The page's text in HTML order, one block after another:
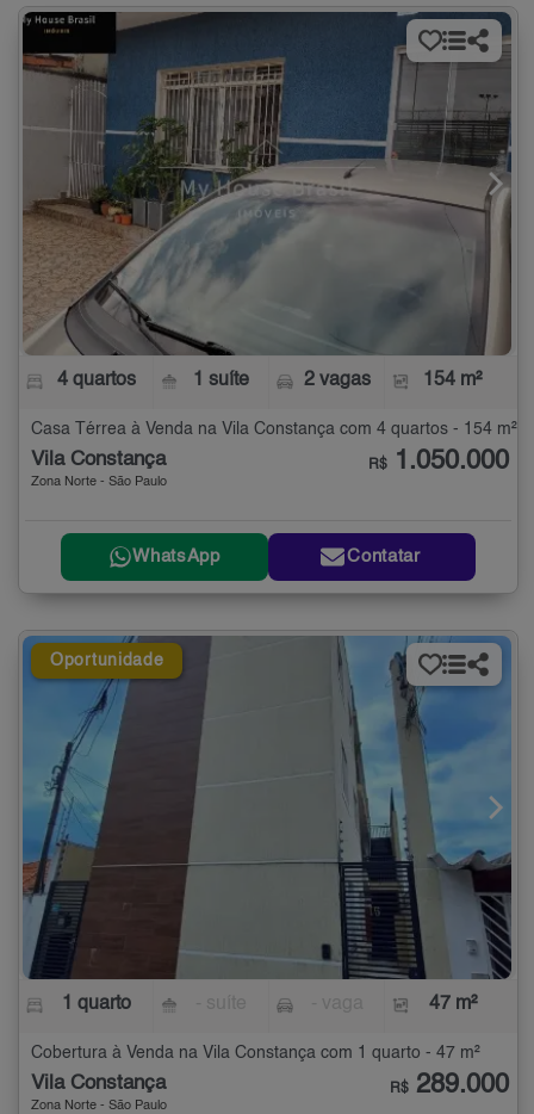
4 quartos 1 suíte 2 vagas 154 m²
Casa Térrea à Venda na Vila Constança com 4 quartos - 154 m²
Vila Constança
Zona Norte - São Paulo
R$ 1.050.000
WhatsApp Contatar
Oportunidade
1 quarto 47 m²
Cobertura à Venda na Vila Constança com 1 quarto - 47 m²
Vila Constança
Zona Norte - São Paulo
R$ 289.000